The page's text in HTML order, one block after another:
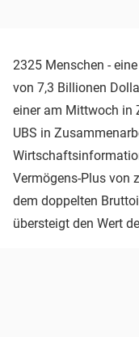
2325 Menschen -
von 7,3 Billionen
einer am Mittwoch in
UBS in
Vermögens-Plus von
dem doppelten
übersteigt den Wert